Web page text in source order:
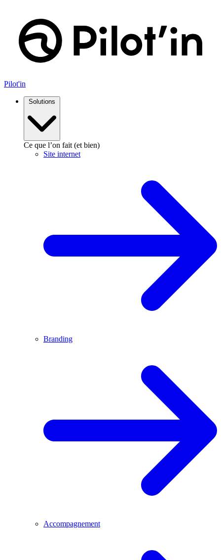
contenu
Pilot'in
Solutions
Ce que l’on fait (et bien)
Site internet
Branding
Accompagnement